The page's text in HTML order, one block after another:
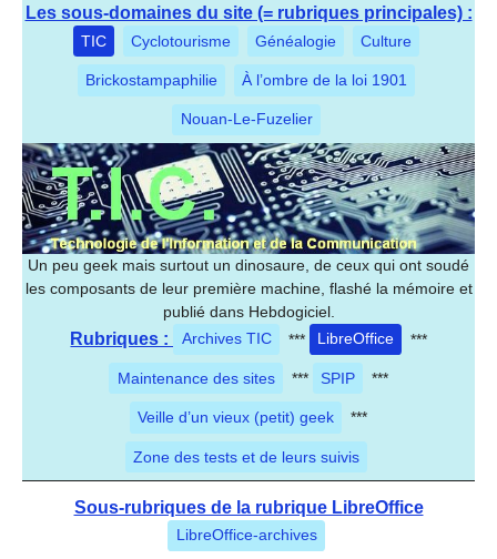
Les sous-domaines du site (= rubriques principales) :
TIC Cyclotourisme Généalogie Culture
Brickostampaphilie À l’ombre de la loi 1901
Nouan-Le-Fuzelier
Un peu geek mais surtout un dinosaure, de ceux qui ont soudé
les composants de leur première machine, flashé la mémoire et
publié dans Hebdogiciel.
Rubriques : Archives TIC *** LibreOffice ***
Maintenance des sites *** SPIP ***
Veille d’un vieux (petit) geek ***
Zone des tests et de leurs suivis
Sous-rubriques de la rubrique LibreOffice
LibreOffice-archives